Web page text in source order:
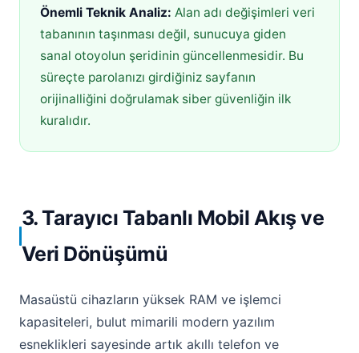
Önemli Teknik Analiz: Alan adı değişimleri veri
tabanının taşınması değil, sunucuya giden
sanal otoyolun şeridinin güncellenmesidir. Bu
süreçte parolanızı girdiğiniz sayfanın
orijinalliğini doğrulamak siber güvenliğin ilk
kuralıdır.
3. Tarayıcı Tabanlı Mobil Akış ve
Veri Dönüşümü
Masaüstü cihazların yüksek RAM ve işlemci
kapasiteleri, bulut mimarili modern yazılım
esneklikleri sayesinde artık akıllı telefon ve